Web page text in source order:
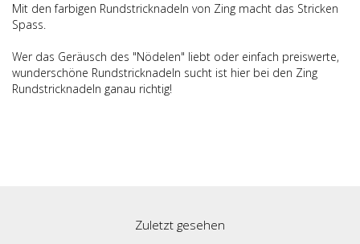
Mit den farbigen Rundstricknadeln von Zing macht das Stricken
Spass.
Wer das Geräusch des "Nödelen" liebt oder einfach preiswerte,
wunderschöne Rundstricknadeln sucht ist hier bei den Zing
Rundstricknadeln ganau richtig!
Zuletzt gesehen